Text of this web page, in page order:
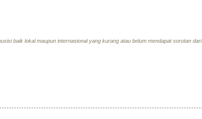
baik lokal maupun internasional yang kurang atau belum mendapat sorotan dari